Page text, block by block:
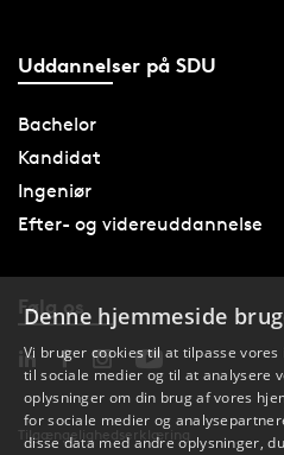
Uddannelser på SDU
Bachelor
Kandidat
Ingeniør
Efter- og videreuddannelse
Følg os
Tilgængelighedserklæring
Denne hjemmeside
Vi bruger cookies til at tilpasse
til sociale medier og til at analysere
oplysninger om din brug af vores
for sociale medier og
disse data med andre oplysninger,